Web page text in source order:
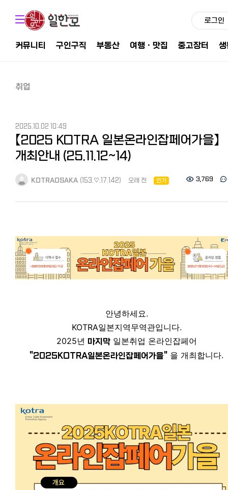
로그인
커뮤니티 구인구직 부동산 여행ㆍ맛집 중고장터
취업
2025.10.02 10:49
【2025 KOTRA 일본온라인잡페어가을】
개최안내 (25.11.12~14)
KOTRAOSAKA (153.♡.17.142) 오래 전 인기 3,769
안녕하세요.
KOTRA일본지역무역관입니다.
2025년 마지막일본취업 온라인잡페어
"2025KOTRA일본온라인잡페어가을" 을 개최합니다.